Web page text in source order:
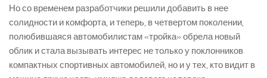
Но со временем разработчики решили добавить в нее
солидности и комфорта, и теперь, в четвертом поколении,
полюбившаяся автомобилистам «тройка» обрела новый
облик и стала вызывать интерес не только у поклонников
компактных спортивных автомобилей, но и у тех, кто видит в